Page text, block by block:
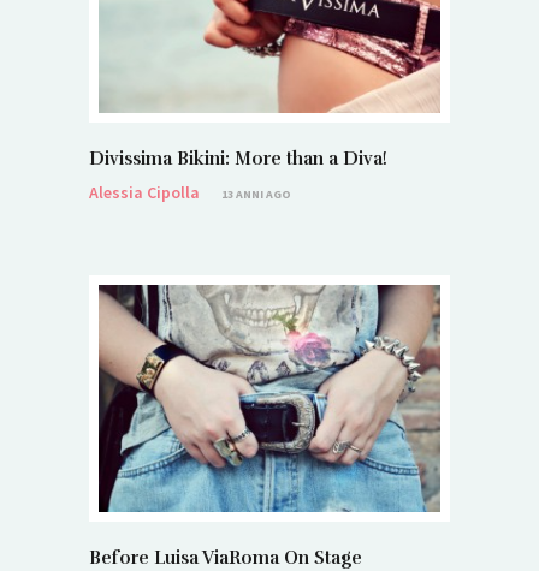
Divissima Bikini: More than a Diva!
Alessia Cipolla
13 ANNI AGO
Before Luisa ViaRoma On Stage